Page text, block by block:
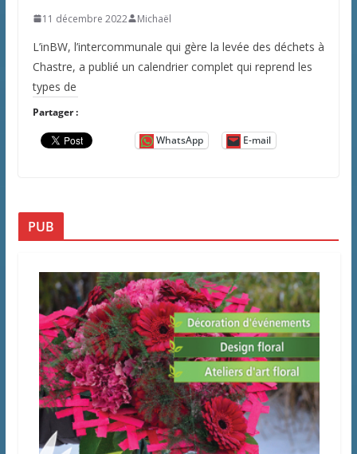
11 décembre 2022 Michaël
L’inBW, l’intercommunale qui gère la levée des déchets à
Chastre, a publié un calendrier complet qui reprend les
types de
Partager :
WhatsApp E-mail
PUB